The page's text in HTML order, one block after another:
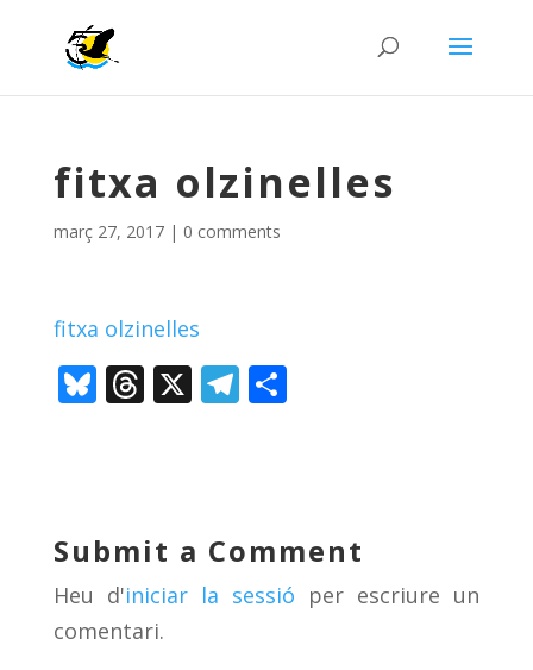
fitxa olzinelles
març 27, 2017| 0 comments
fitxa olzinelles
Bl
y
T
d
s
X T
a
m
C
ar
te
ix
Submit a Comment
Heu d'iniciar la sessió per escriure un
comentari.